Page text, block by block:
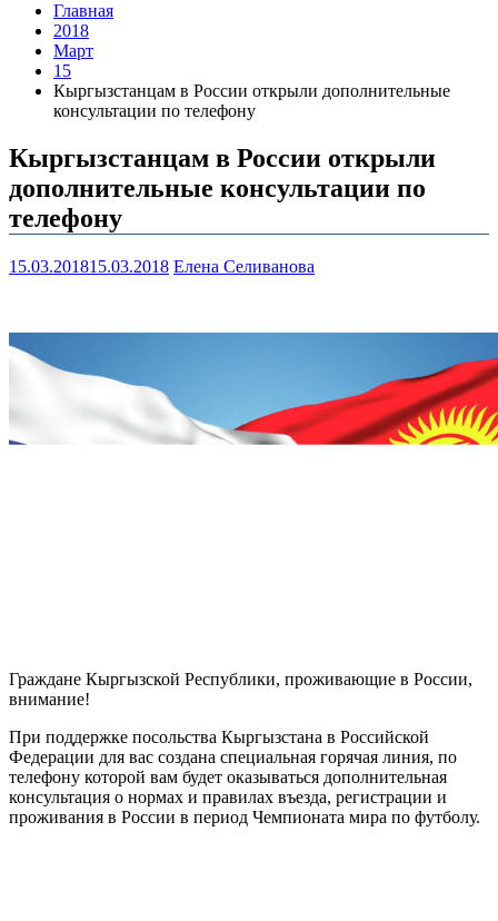
Главная
2018
Март
15
Кыргызстанцам в России открыли дополнительные
консультации по телефону
Кыргызстанцам в России открыли
дополнительные консультации по
телефону
15.03.201815.03.2018 Елена Селиванова
Граждане Кыргызской Республики, проживающие в России,
внимание!
При поддержке посольства Кыргызстана в Российской
Федерации для вас создана специальная горячая линия, по
телефону которой вам будет оказываться дополнительная
консультация о нормах и правилах въезда, регистрации и
проживания в России в период Чемпионата мира по футболу.